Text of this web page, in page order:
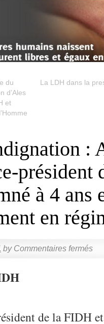
du
d’Ales
et
La LDH dans la
:
président
à 4 ans
en
by Commentaires fermés
de la FIDH